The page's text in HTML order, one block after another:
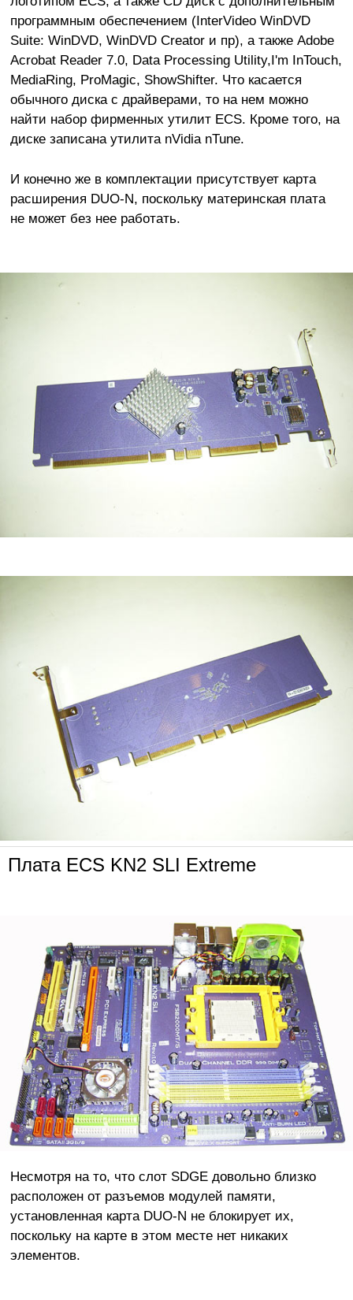
программным обеспечением (InterVideo WinDVD
Suite: WinDVD, WinDVD Creator и пр), а также Adobe
Acrobat Reader 7.0, Data Processing Utility,I'm InTouch,
MediaRing, ProMagic, ShowShifter. Что касается
обычного диска с драйверами, то на нем можно
найти набор фирменных утилит ECS. Кроме того, на
диске записана утилита nVidia nTune.
И конечно же в комплектации присутствует карта
расширения DUO-N, поскольку материнская плата
не может без нее работать.
Плата ECS KN2 SLI Extreme
Несмотря на то, что слот SDGE довольно близко
расположен от разъемов модулей памяти,
установленная карта DUO-N не блокирует их,
поскольку на карте в этом месте нет никаких
элементов.